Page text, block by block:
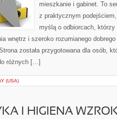
mieszkanie i gabinet. To
z praktycznym
myślą o odbiorcach, którzy
wnętrz i szeroko rozumianego
została przygotowana dla osób,
różnych […]
(USA)
I HIGIENA